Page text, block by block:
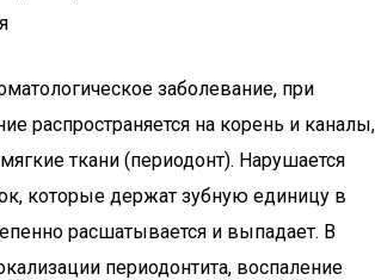
заболевание, при
распространяется на корень и каналы,
ткани (периодонт). Нарушается
которые держат зубную единицу в
расшатывается и выпадает. В
периодонтита, воспаление